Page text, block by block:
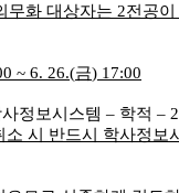
무화 대상자는 2전공
~ 6. 26.(금) 17:00
정보시스템 – 학적 – 2
소 시 반드시 학사정보